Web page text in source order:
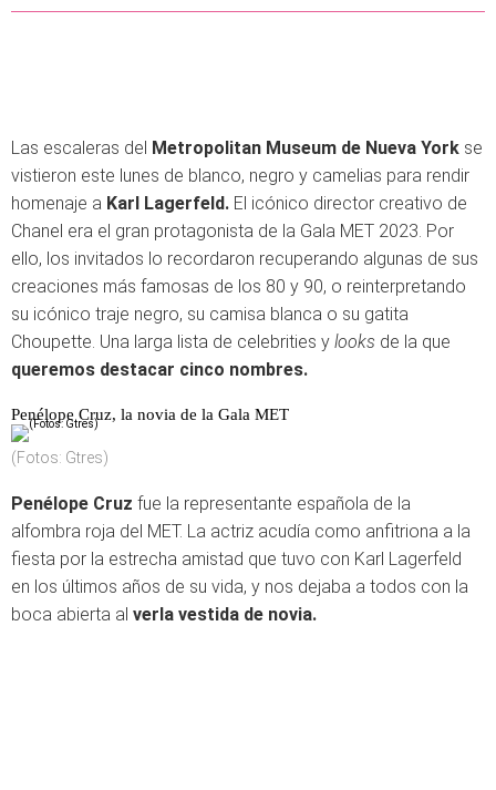
Las escaleras del Metropolitan Museum de Nueva York se
vistieron este lunes de blanco, negro y camelias para rendir
homenaje a Karl Lagerfeld. El icónico director creativo de
Chanel era el gran protagonista de la Gala MET 2023. Por
ello, los invitados lo recordaron recuperando algunas de sus
creaciones más famosas de los 80 y 90, o reinterpretando
su icónico traje negro, su camisa blanca o su gatita
Choupette. Una larga lista de celebrities y looks de la que
queremos destacar cinco nombres.
Penélope Cruz, la novia de la Gala MET
(Fotos: Gtres)
Penélope Cruz fue la representante española de la
alfombra roja del MET. La actriz acudía como anfitriona a la
fiesta por la estrecha amistad que tuvo con Karl Lagerfeld
en los últimos años de su vida, y nos dejaba a todos con la
boca abierta al verla vestida de novia.